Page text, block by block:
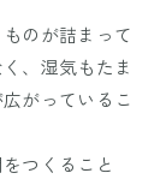
のが詰まって
、湿気もたま
がっているこ
つくること